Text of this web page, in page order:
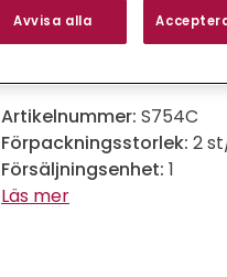
Artikelnummer: S754C
Förpackningsstorlek: 2
Försäljningsenhet: 1
Läs mer
Avvisa alla